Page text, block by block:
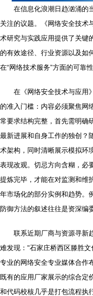
在信息化浪潮日趋汹涌的
关注的议题。《网络安全技术
术研究与实践应用提供了关键
的有效途径、行业资源以及如
在“网络技术服务”方面的可靠性
在《网络安全技术与应用
的准入门槛：内容必须聚焦网
常要求结构完整，首先需明确
最新进展和自身工作的独创？
术架构，同时清晰展示模拟环
表现改观。切忌方向含糊，必
提炼完毕，才能在对监测和维
年市场化的部分实例和趋势。
防御方法的叙述往往是资深编
联系近期厂商与资源寻新
难发现："石家庄桥西区滕胜
专业的网络安全专业媒体合作
既有的应用厂家展示的综合定
和代码校核几乎是打包流程执